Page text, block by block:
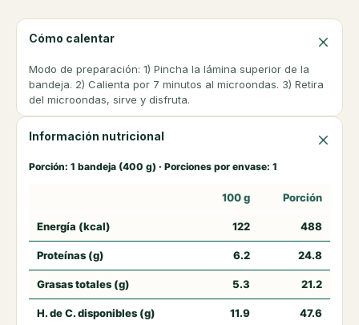
Cómo calentar
Modo de preparación: 1) Pincha la lámina superior de la
bandeja. 2) Calienta por 7 minutos al microondas. 3) Retira
del microondas, sirve y disfruta.
Información nutricional
Porción: 1 bandeja (400 g) · Porciones por envase: 1
100 g Porción
Energía (kcal) 122 488
Proteínas (g) 6.2 24.8
Grasas totales (g) 5.3 21.2
H. de C. disponibles (g) 11.9 47.6